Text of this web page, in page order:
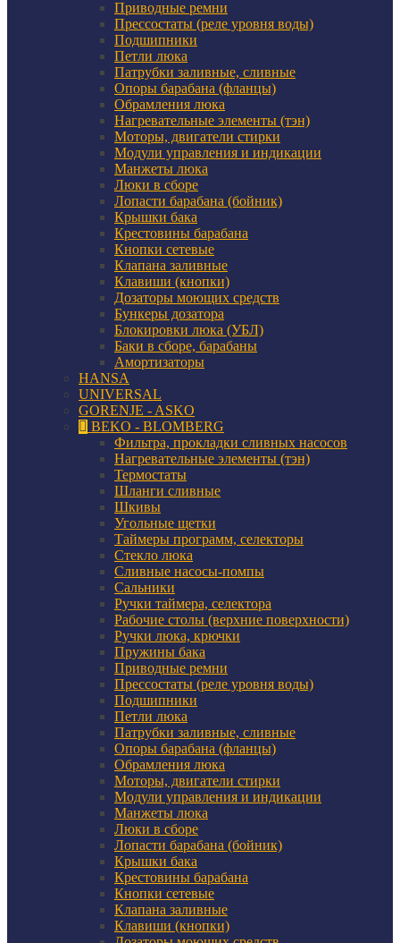
Приводные ремни
Прессостаты (реле уровня воды)
Подшипники
Петли люка
Патрубки заливные, сливные
Опоры барабана (фланцы)
Обрамления люка
Нагревательные элементы (тэн)
Моторы, двигатели стирки
Модули управления и индикации
Манжеты люка
Люки в сборе
Лопасти барабана (бойник)
Крышки бака
Крестовины барабана
Кнопки сетевые
Клапана заливные
Клавиши (кнопки)
Дозаторы моющих средств
Бункеры дозатора
Блокировки люка (УБЛ)
Баки в сборе, барабаны
Амортизаторы
HANSA
UNIVERSAL
GORENJE - ASKO
BEKO - BLOMBERG
Фильтра, прокладки сливных насосов
Нагревательные элементы (тэн)
Термостаты
Шланги сливные
Шкивы
Угольные щетки
Таймеры программ, селекторы
Стекло люка
Сливные насосы-помпы
Сальники
Ручки таймера, селектора
Рабочие столы (верхние поверхности)
Ручки люка, крючки
Пружины бака
Приводные ремни
Прессостаты (реле уровня воды)
Подшипники
Петли люка
Патрубки заливные, сливные
Опоры барабана (фланцы)
Обрамления люка
Моторы, двигатели стирки
Модули управления и индикации
Манжеты люка
Люки в сборе
Лопасти барабана (бойник)
Крышки бака
Крестовины барабана
Кнопки сетевые
Клапана заливные
Клавиши (кнопки)